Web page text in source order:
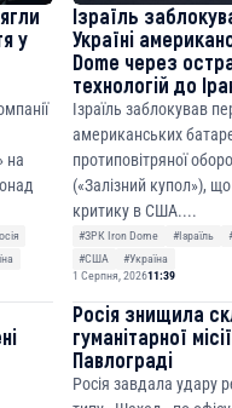
у
на
Ізраїль
Україні
Dome через
технологій до
Ізраїль заблокував
американських
протиповітряної
(«Залізний купол»),
критику в США....
#ЗРК Iron Dome #Ізраїль
#США
#Україна
1 Серпня, 202611:39
Росія знищила
гуманітарної
Павлограді
Росія завдала удару